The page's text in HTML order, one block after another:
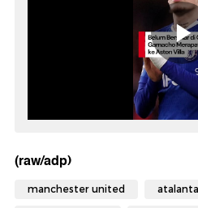
(raw/adp)
manchester united atalanta